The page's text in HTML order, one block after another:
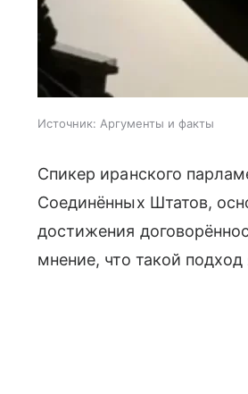
Источник: Аргументы и факты
Спикер иранского
Соединённых Штатов,
достижения
мнение, что такой